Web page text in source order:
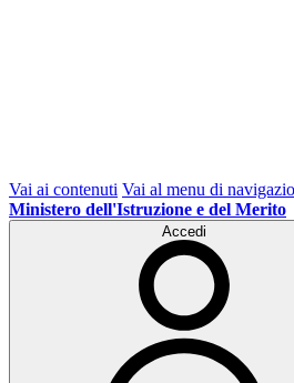
Vai ai contenuti Vai al menu di
Ministero dell'Istruzione e del Merito
Accedi